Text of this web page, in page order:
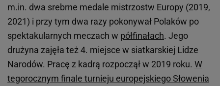
m.in. dwa srebrne medale mistrzostw Europy (2019,
2021) i przy tym dwa razy pokonywał Polaków po
spektakularnych meczach w półfinałach. Jego
drużyna zajęła też 4. miejsce w siatkarskiej Lidze
Narodów. Pracę z kadrą rozpoczął w 2019 roku. W
tegorocznym finale turnieju europejskiego Słowenia